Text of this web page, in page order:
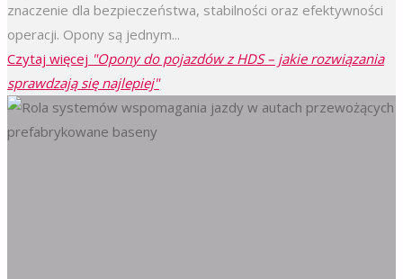
znaczenie dla bezpieczeństwa, stabilności oraz efektywności
operacji. Opony są jednym...
Czytaj więcej "Opony do pojazdów z HDS – jakie rozwiązania
sprawdzają się najlepiej"